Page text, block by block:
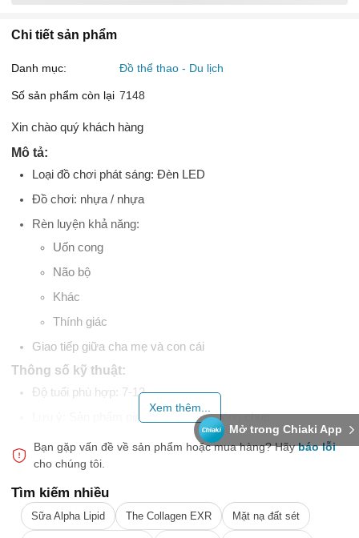
Mở trong Chiaki App
Chi tiết sản phẩm
Danh mục: Đồ thể thao - Du lịch
Số sản phẩm còn lại 7148
Xin chào quý khách hàng
Mô tả:
Loại đồ chơi phát sáng: Đèn LED
Đồ chơi: nhựa / nhựa
Rèn luyện khả năng:
Uốn cong
Não bộ
Khác
Thính giác
Giao tiếp giữa cha mẹ và con cái
Thông số kỹ thuật:
Độ tuổi phù hợp: 7-12
Lưu ý: Sản phẩm pin khoảng 4%, không chụp
Kích thước sản phẩm: 7 * 7cm
Chiều dài dây: 39cm
Trọng lượng sản phẩm: 14 gram
Bánh đà xoay tốc độ cao có đèn, cho bạn giấc mơ về một đứa
trẻ #bekem21
Xem thêm...
Bạn gặp vấn đề về sản phẩm hoặc mua hàng? Hãybáo lỗi
cho chúng tôi.
Tìm kiếm nhiều
Sữa Alpha Lipid The Collagen EXR Mặt nạ đất sét